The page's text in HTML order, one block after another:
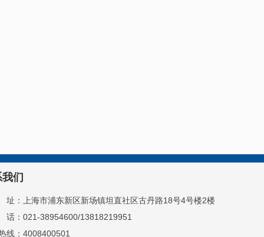
上海市浦东新区新场镇坦直社区古丹路18号4号楼2楼
：021-38954600/13818219951
线：4008400501
我们